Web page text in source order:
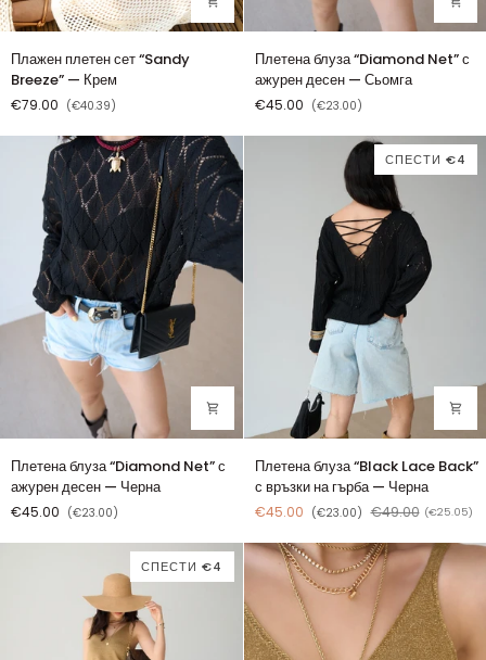
Плажен
плетен
сет
“Sandy
Breeze”
Плажен плетен сет “Sandy
Breeze” — Крем
€79.00 (€40.39)
Плетена
блуза
“Diamond
Net”
с
Плетена блуза “Diamond Net” с
ажурен десен — Сьомга
€45.00 (€23.00)
Плетена
блуза
“Diamond
Net”
с
Плетена блуза “Diamond Net” с
ажурен десен — Черна
€45.00 (€23.00)
СПЕСТИ €4
Плетена
блуза
“Black
Lace
Back”
връзки
гърба
—
Плетена блуза “Black Lace Back”
с връзки на гърба — Черна
€45.00 (€23.00) €49.00 (€25.05)
СПЕСТИ €4